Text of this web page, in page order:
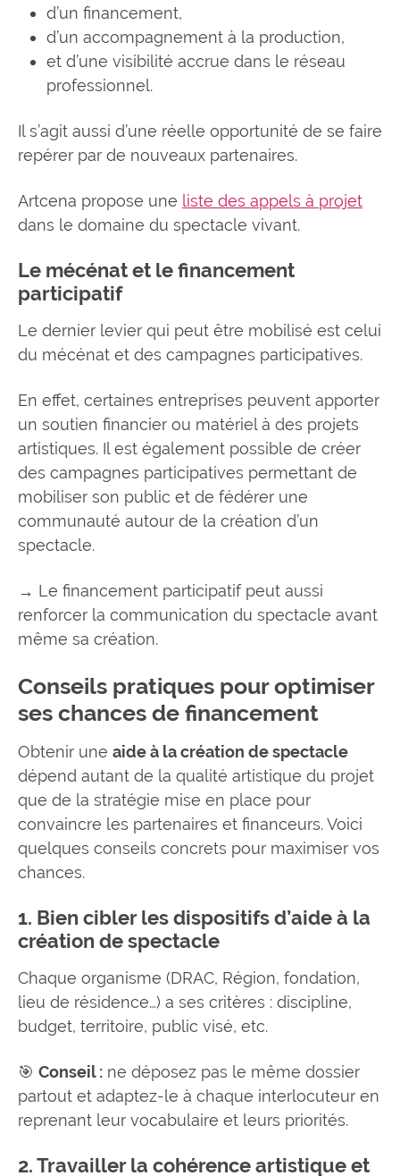
d’un financement,
d’un accompagnement à la production,
et d’une visibilité accrue dans le réseau
professionnel.
Il s’agit aussi d’une réelle opportunité de se faire
repérer par de nouveaux partenaires.
Artcena propose une liste des appels à projet
dans le domaine du spectacle vivant.
Le mécénat et le financement
participatif
Le dernier levier qui peut être mobilisé est celui
du mécénat et des campagnes participatives.
En effet, certaines entreprises peuvent apporter
un soutien financier ou matériel à des projets
artistiques. Il est également possible de créer
des campagnes participatives permettant de
mobiliser son public et de fédérer une
communauté autour de la création d’un
spectacle.
→ Le financement participatif peut aussi
renforcer la communication du spectacle avant
même sa création.
Conseils pratiques pour optimiser
ses chances de financement
Obtenir une aide à la création de spectacle
dépend autant de la qualité artistique du projet
que de la stratégie mise en place pour
convaincre les partenaires et financeurs. Voici
quelques conseils concrets pour maximiser vos
chances.
1. Bien cibler les dispositifs d’aide à la
création de spectacle
Chaque organisme (DRAC, Région, fondation,
lieu de résidence…) a ses critères : discipline,
budget, territoire, public visé, etc.
🎯 Conseil : ne déposez pas le même dossier
partout et adaptez-le à chaque interlocuteur en
reprenant leur vocabulaire et leurs priorités.
2. Travailler la cohérence artistique et